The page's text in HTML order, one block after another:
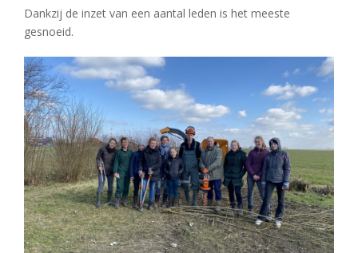
Dankzij de inzet van een aantal leden is het meeste
gesnoeid.